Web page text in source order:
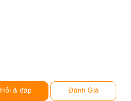
Hỏi & đáp Đánh Giá